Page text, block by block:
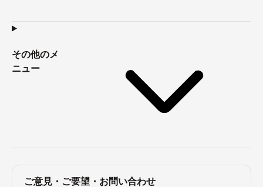
その他のメ
ニュー
ご意見・ご要望・お問い合わせ